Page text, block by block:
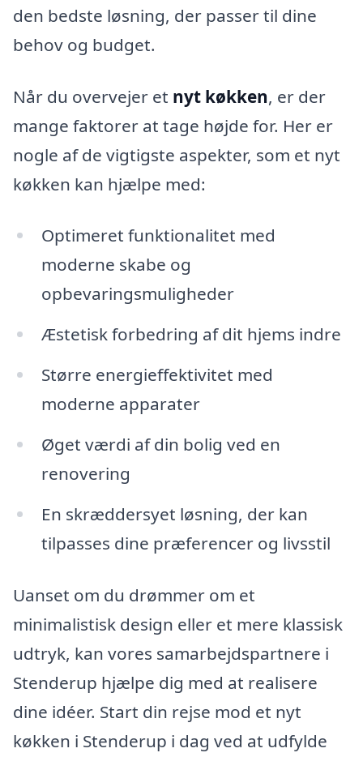
den bedste løsning, der passer til dine
behov og budget.
Når du overvejer et nyt køkken, er der
mange faktorer at tage højde for. Her er
nogle af de vigtigste aspekter, som et nyt
køkken kan hjælpe med:
Optimeret funktionalitet med
moderne skabe og
opbevaringsmuligheder
Æstetisk forbedring af dit hjems indre
Større energieffektivitet med
moderne apparater
Øget værdi af din bolig ved en
renovering
En skræddersyet løsning, der kan
tilpasses dine præferencer og livsstil
Uanset om du drømmer om et
minimalistisk design eller et mere klassisk
udtryk, kan vores samarbejdspartnere i
Stenderup hjælpe dig med at realisere
dine idéer. Start din rejse mod et nyt
køkken i Stenderup i dag ved at udfylde